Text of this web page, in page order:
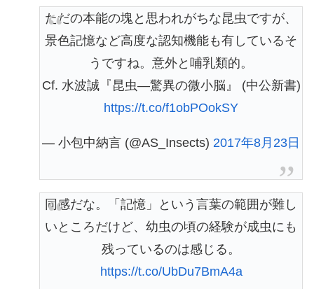
ただの本能の塊と思われがちな昆虫ですが、
景色記憶など高度な認知機能も有しているそ
うですね。意外と哺乳類的。
Cf. 水波誠『昆虫―驚異の微小脳』 (中公新書)
https://t.co/f1obPOokSY
— 小包中納言 (@AS_Insects) 2017年8月23日
同感だな。「記憶」という言葉の範囲が難し
いところだけど、幼虫の頃の経験が成虫にも
残っているのは感じる。
https://t.co/UbDu7BmA4a